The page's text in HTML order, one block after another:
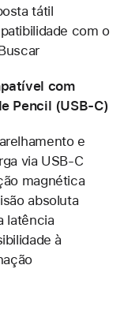
tátil
com o
com
Pencil (USB-C)
e
via USB-C
magnética
absoluta
latência
à